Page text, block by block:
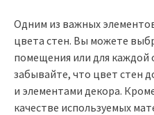
Одним из важных
цвета стен. Вы можете
помещения или для каждой
забывайте, что цвет стен
и элементами декора.
качестве используемых